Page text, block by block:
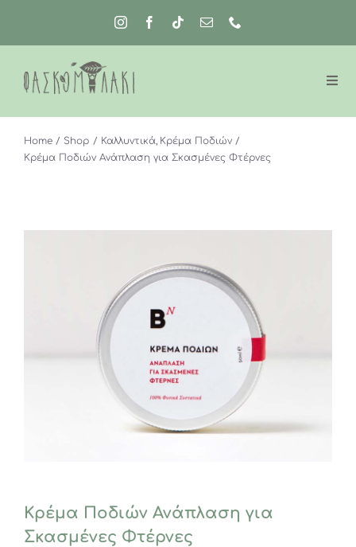
περιεχόμενο
Home Shop Καλλυντικά Κρέμα Ποδιών
Κρέμα Ποδιών Ανάπλαση για Σκασμένες Φτέρνες
Κρέμα Ποδιών Ανάπλαση για
Σκασμένες Φτέρνες